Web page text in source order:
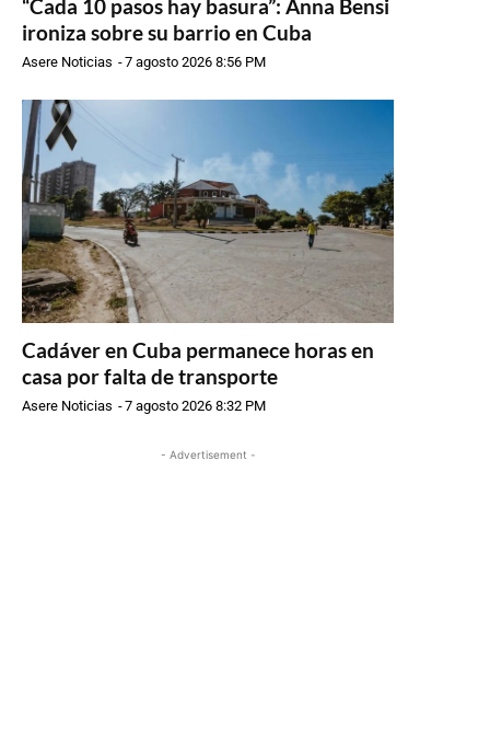
“Cada 10 pasos hay basura”: Anna Bensi
ironiza sobre su barrio en Cuba
Asere Noticias -7 agosto 2026 8:56 PM
Cadáver en Cuba permanece horas en
casa por falta de transporte
Asere Noticias -7 agosto 2026 8:32 PM
- Advertisement -